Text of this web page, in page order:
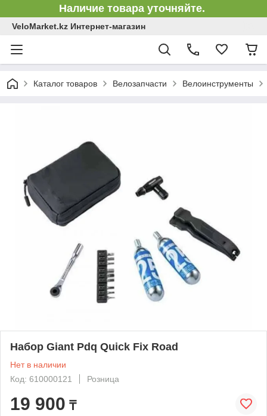
Наличие товара уточняйте.
VeloMarket.kz Интернет-магазин
Каталог товаров Велозапчасти Велоинструменты
Набор Giant Pdq Quick Fix Road
Нет в наличии
Код: 610000121
Розница
19 900 ₸